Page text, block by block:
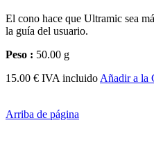
El cono hace que Ultramic sea
la guía del usuario.
Peso : 50.00 g
15.00 € IVA incluido Añadir a la
Arriba de página